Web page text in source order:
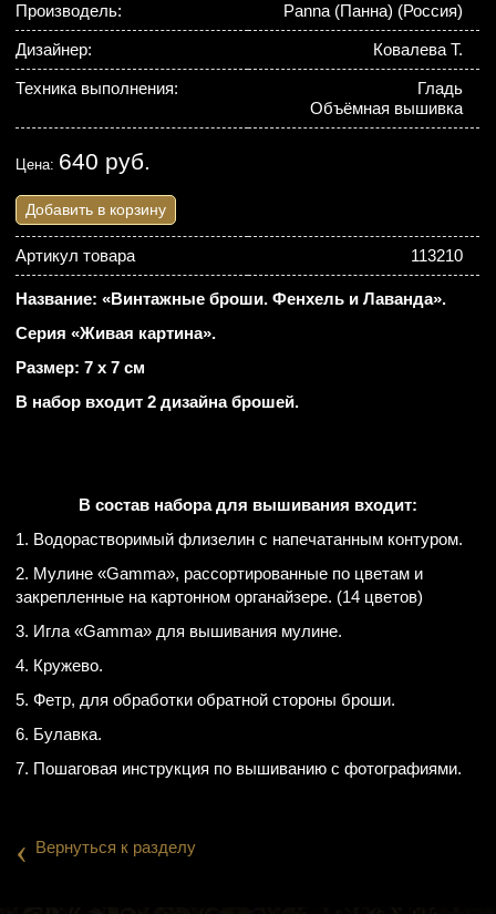
Производель: Panna (Панна) (Россия)
Дизайнер: Ковалева Т.
Техника выполнения:
Гладь
Объёмная вышивка
Цена: 640 руб.
Добавить в корзину
Артикул товара 113210
Название: «Винтажные броши. Фенхель и Лаванда».
Серия «Живая картина».
Размер: 7 х 7 см
В набор входит 2 дизайна брошей.
В состав набора для вышивания входит:
1. Водорастворимый флизелин с напечатанным контуром.
2. Мулине «Gamma», рассортированные по цветам и
закрепленные на картонном органайзере. (14 цветов)
3. Игла «Gamma» для вышивания мулине.
4. Кружево.
5. Фетр, для обработки обратной стороны броши.
6. Булавка.
7. Пошаговая инструкция по вышиванию с фотографиями.
‹ Вернуться к разделу